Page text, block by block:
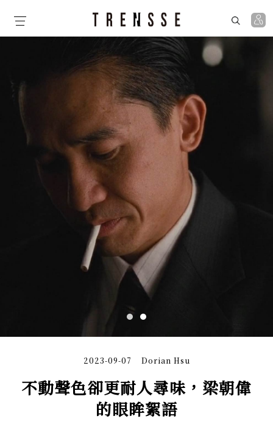
不動聲色卻更耐人尋味，梁朝偉
的眼眸絮語
Dorian Hsu
2023-09-07